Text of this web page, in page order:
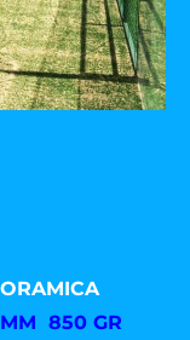
850 GR